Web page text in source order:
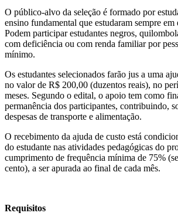
O público-alvo da seleção é formado por
ensino fundamental que estudaram sempre em
Podem participar estudantes negros,
com deficiência ou com renda familiar por
mínimo.
Os estudantes selecionados farão jus a uma
no valor de R$ 200,00 (duzentos reais), no
meses. Segundo o edital, o apoio tem como
permanência dos participantes, contribuindo,
despesas de transporte e alimentação.
O recebimento da ajuda de custo está
do estudante nas atividades pedagógicas do
cumprimento de frequência mínima de 75%
cento), a ser apurada ao final de cada mês.
Requisitos